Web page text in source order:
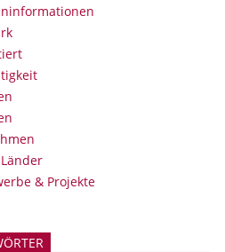
& Projekte